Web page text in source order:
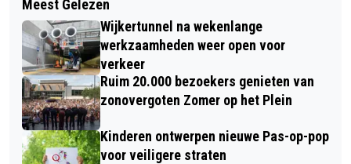
SABRINA STARKE, WAYLON EN RUBEN
HEIN
DOORTRAPPEN FIETSTOCHT VAN
SPORT VITAAL COMBINEERT
BEWEGING MET GEZELLIGHEID
Meest Gelezen
Wijkertunnel na wekenlange
werkzaamheden weer open voor
verkeer
Ruim 20.000 bezoekers genieten van
zonovergoten Zomer op het Plein
Kinderen ontwerpen nieuwe Pas-op-pop
voor veiligere straten